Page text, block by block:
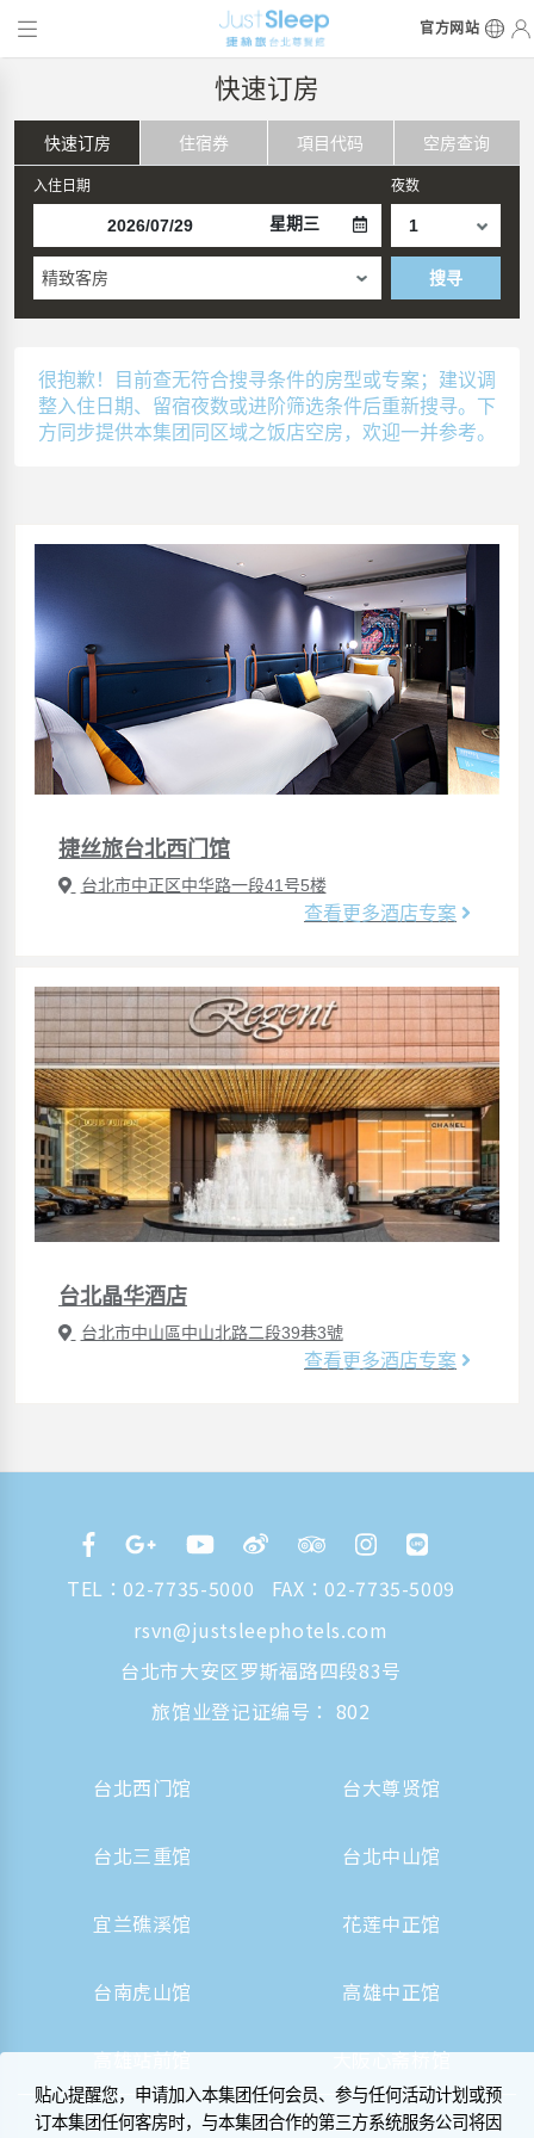
官方网站
快速订房
快速订房 住宿券 項目代码 空房查询
入住日期
星期三
夜数
精致客房 搜寻
很抱歉！目前查无符合搜寻条件的房型或专案；建议调
整入住日期、留宿夜数或进阶筛选条件后重新搜寻。下
方同步提供本集团同区域之饭店空房，欢迎一并参考。
捷丝旅台北西门馆
台北市中正区中华路一段41号5楼
查看更多酒店专案
台北晶华酒店
台北市中山區中山北路二段39巷3號
查看更多酒店专案
TEL： 02-7735-5000
FAX：02-7735-5009
rsvn@justsleephotels.com
台北市大安区罗斯福路四段83号
旅馆业登记证编号： 802
台北西门馆 台大尊贤馆
台北三重馆 台北中山馆
宜兰礁溪馆 花莲中正馆
台南虎山馆 高雄中正馆
高雄站前馆 大阪心斋桥馆
贴心提醒您，申请加入本集团任何会员、参与任何活动计划或预
订本集团任何客房时，与本集团合作的第三方系统服务公司将因